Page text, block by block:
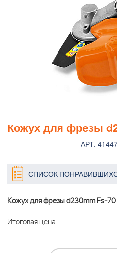
Кожух для фрезы
АРТ.
СПИСОК
Кожух для фрезы d230mm Fs-70
Итоговая цена